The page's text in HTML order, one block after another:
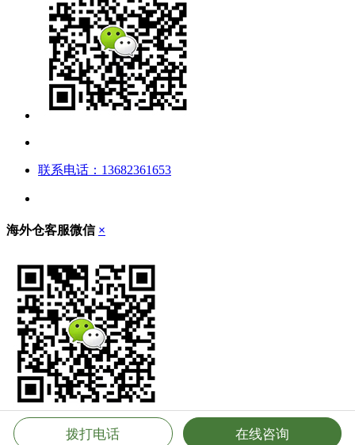
联系电话：13682361653
海外仓客服微信 ×
立即扫描，添加客服微信
拨打电话 在线咨询